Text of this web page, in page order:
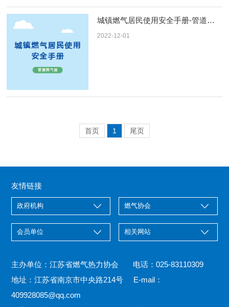
城镇燃气居民使用安全手册-管道燃气
2022-12-01
首页 1 尾页
友情链接
主办单位：江苏省燃气热力协会 电话：025-83110309
地址：江苏省南京市中央路214号 E-mail：
409928085@qq.com